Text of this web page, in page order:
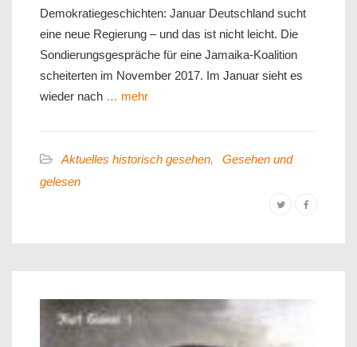
Demokratiegeschichten: Januar Deutschland sucht
eine neue Regierung – und das ist nicht leicht. Die
Sondierungsgespräche für eine Jamaika-Koalition
scheiterten im November 2017. Im Januar sieht es
wieder nach … mehr
Aktuelles historisch gesehen,
Gesehen und
gelesen